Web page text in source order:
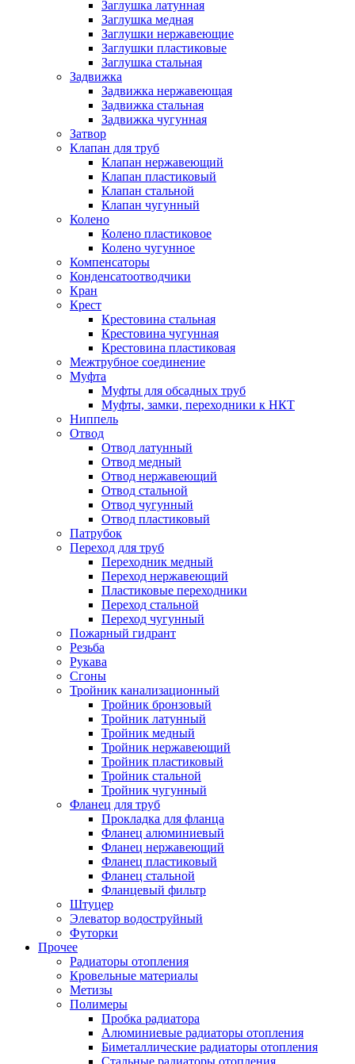
Заглушка латунная
Заглушка медная
Заглушки нержавеющие
Заглушки пластиковые
Заглушка стальная
Задвижка
Задвижка нержавеющая
Задвижка стальная
Задвижка чугунная
Затвор
Клапан для труб
Клапан нержавеющий
Клапан пластиковый
Клапан стальной
Клапан чугунный
Колено
Колено пластиковое
Колено чугунное
Компенсаторы
Конденсатоотводчики
Кран
Крест
Крестовина стальная
Крестовина чугунная
Крестовина пластиковая
Межтрубное соединение
Муфта
Муфты для обсадных труб
Муфты, замки, переходники к НКТ
Ниппель
Отвод
Отвод латунный
Отвод медный
Отвод нержавеющий
Отвод стальной
Отвод чугунный
Отвод пластиковый
Патрубок
Переход для труб
Переходник медный
Переход нержавеющий
Пластиковые переходники
Переход стальной
Переход чугунный
Пожарный гидрант
Резьба
Рукава
Сгоны
Тройник канализационный
Тройник бронзовый
Тройник латунный
Тройник медный
Тройник нержавеющий
Тройник пластиковый
Тройник стальной
Тройник чугунный
Фланец для труб
Прокладка для фланца
Фланец алюминиевый
Фланец нержавеющий
Фланец пластиковый
Фланец стальной
Фланцевый фильтр
Штуцер
Элеватор водоструйный
Футорки
Прочее
Радиаторы отопления
Кровельные материалы
Метизы
Полимеры
Пробка радиатора
Алюминиевые радиаторы отопления
Биметаллические радиаторы отопления
Стальные радиаторы отопления